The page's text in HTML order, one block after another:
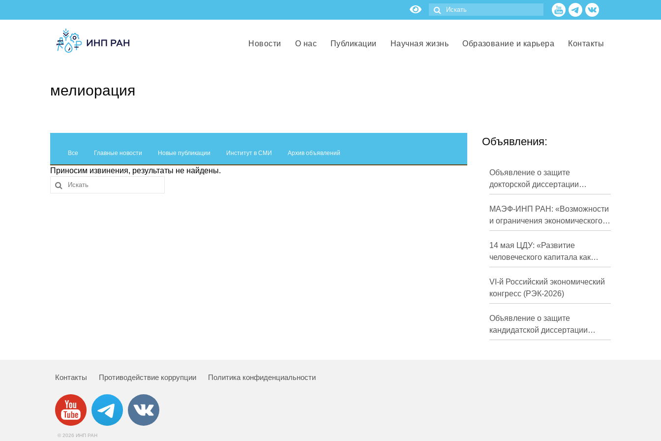
Новости О нас Публикации Научная жизнь Образование и карьера Контакты
мелиорация
Все Главные новости Новые публикации Институт в СМИ Архив объявлений
Приносим извинения, результаты не найдены.
Объявления:
Объявление о защите
докторской диссертации
Кузнецова Михаила
Евгеньевича
МАЭФ-ИНП РАН: «Возможности
и ограничения экономического
развития России в средне- и
долгосрочной перспективе»
14 мая ЦДУ: «Развитие
человеческого капитала как
фактор экономического роста»
VI-й Российский экономический
конгресс (РЭК-2026)
Объявление о защите
кандидатской диссертации
Трындиной Николь Сергеевны
Контакты Противодействие коррупции Политика конфиденциальности
© 2026 ИНП РАН